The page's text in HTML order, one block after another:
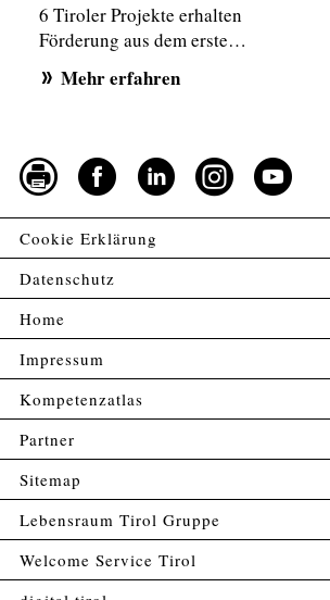
6 Tiroler Projekte erhalten
Förderung aus dem erste…
Mehr erfahren
Cookie Erklärung
Datenschutz
Home
Impressum
Kompetenzatlas
Partner
Sitemap
Lebensraum Tirol Gruppe
Welcome Service Tirol